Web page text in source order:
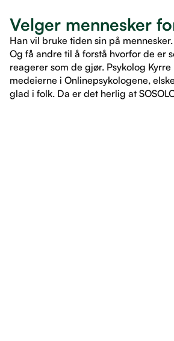
Velger mennesker
Han vil bruke tiden sin på
Og få andre til å forstå hvorfor de er
reagerer som de gjør. Psykolog
medeierne i Onlinepsykologene,
glad i folk. Da er det herlig at